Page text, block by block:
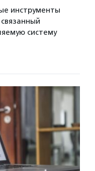
инструменты
систему